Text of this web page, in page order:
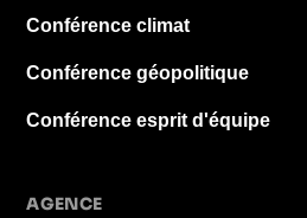
Conférence climat
Conférence géopolitique
Conférence esprit d'équipe
AGENCE